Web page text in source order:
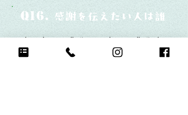
Q16. 感謝を伝えたい人は誰？
さっちゃん先生みっちゃん先生ま
き先生